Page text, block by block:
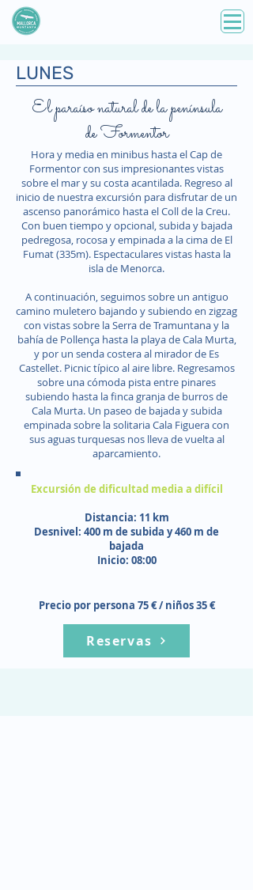
LUNES
El paraíso natural de la península
de Formentor
Hora y media en minibus hasta el Cap de
Formentor con sus impresionantes vistas
sobre el mar y su costa acantilada. Regreso al
inicio de nuestra excursión para disfrutar de un
ascenso panorámico hasta el Coll de la Creu.
Con buen tiempo y opcional, subida y bajada
pedregosa, rocosa y empinada a la cima de El
Fumat (335m). Espectaculares vistas hasta la
isla de Menorca.
A continuación, seguimos sobre un antiguo
camino muletero bajando y subiendo en zigzag
con vistas sobre la Serra de Tramuntana y la
bahía de Pollença hasta la playa de Cala Murta,
y por un senda costera al mirador de Es
Castellet. Picnic típico al aire libre. Regresamos
sobre una cómoda pista entre pinares
subiendo hasta la finca granja de burros de
Cala Murta. Un paseo de bajada y subida
empinada sobre la solitaria Cala Figuera con
sus aguas turquesas nos lleva de vuelta al
aparcamiento.
Excursión de dificultad media a difícil
Distancia: 11 km
Desnivel: 400 m de subida y 460 m de
bajada
Inicio: 08:00
Precio por persona 75 € / niños 35 €
Reservas